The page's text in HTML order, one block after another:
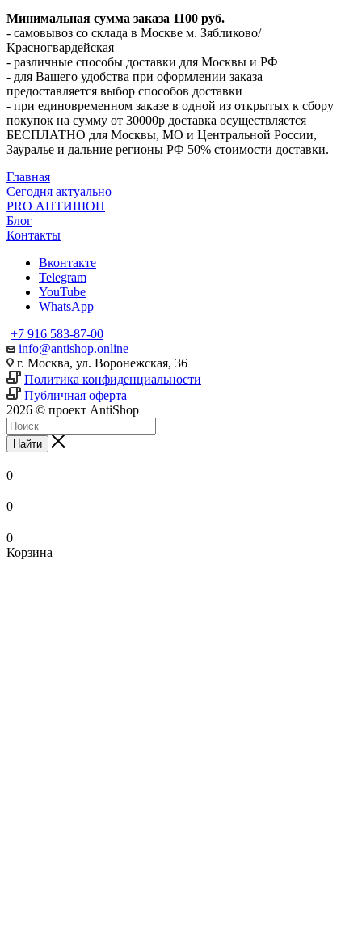
Минимальная сумма заказа 1100 руб.
- самовывоз со склада в Москве м. Зябликово/
Красногвардейская
- различные способы доставки для Москвы и РФ
- для Вашего удобства при оформлении заказа
предоставляется выбор способов доставки
- при единовременном заказе в одной из открытых к сбору
покупок на сумму от 30000р доставка осуществляется
БЕСПЛАТНО для Москвы, МО и Центральной России,
Зауралье и дальние регионы РФ 50% стоимости доставки.
Главная
Сегодня актуально
PRO АНТИШОП
Блог
Контакты
Вконтакте
Telegram
YouTube
WhatsApp
+7 916 583-87-00
info@antishop.online
г. Москва, ул. Воронежская, 36
Политика конфиденциальности
Публичная оферта
2026 © проект AntiShop
Найти
0
0
0
Корзина